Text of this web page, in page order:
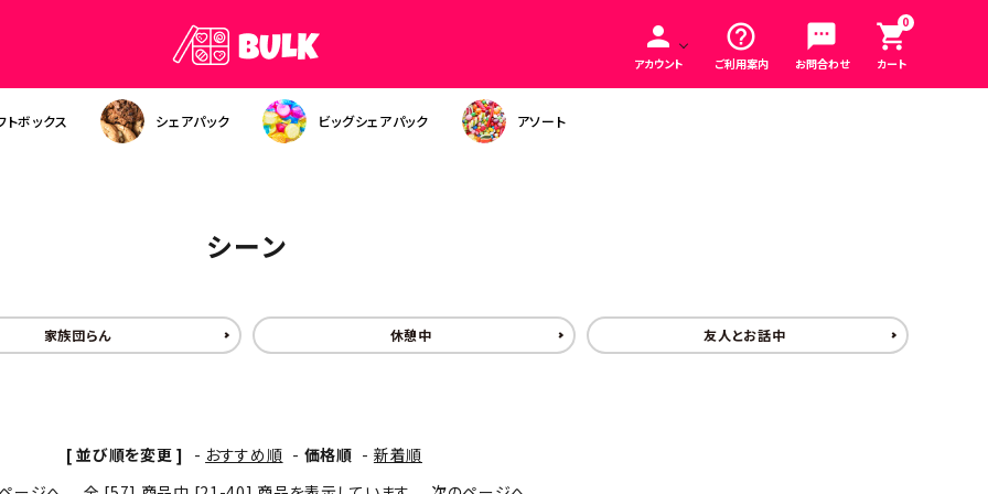
person
アカウント
help_outline
ご利用案内
sms
お問合わせ
0
shopping_cart
カート
トボックス シェアパック ビッグシェアパック アソート
シーン
家族団らん 休憩中 友人とお話中
[ 並び順を変更 ] - おすすめ順 - 価格順 - 新着順